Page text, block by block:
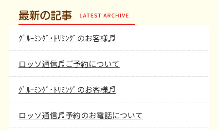
最新の記事
ｸﾞﾙｰﾐﾝｸﾞ･ﾄﾘﾐﾝｸﾞのお客様♬
ロッソ通信♬ご予約について
ｸﾞﾙｰﾐﾝｸﾞ･ﾄﾘﾐﾝｸﾞのお客様♬
ロッソ通信♬予約のお電話について